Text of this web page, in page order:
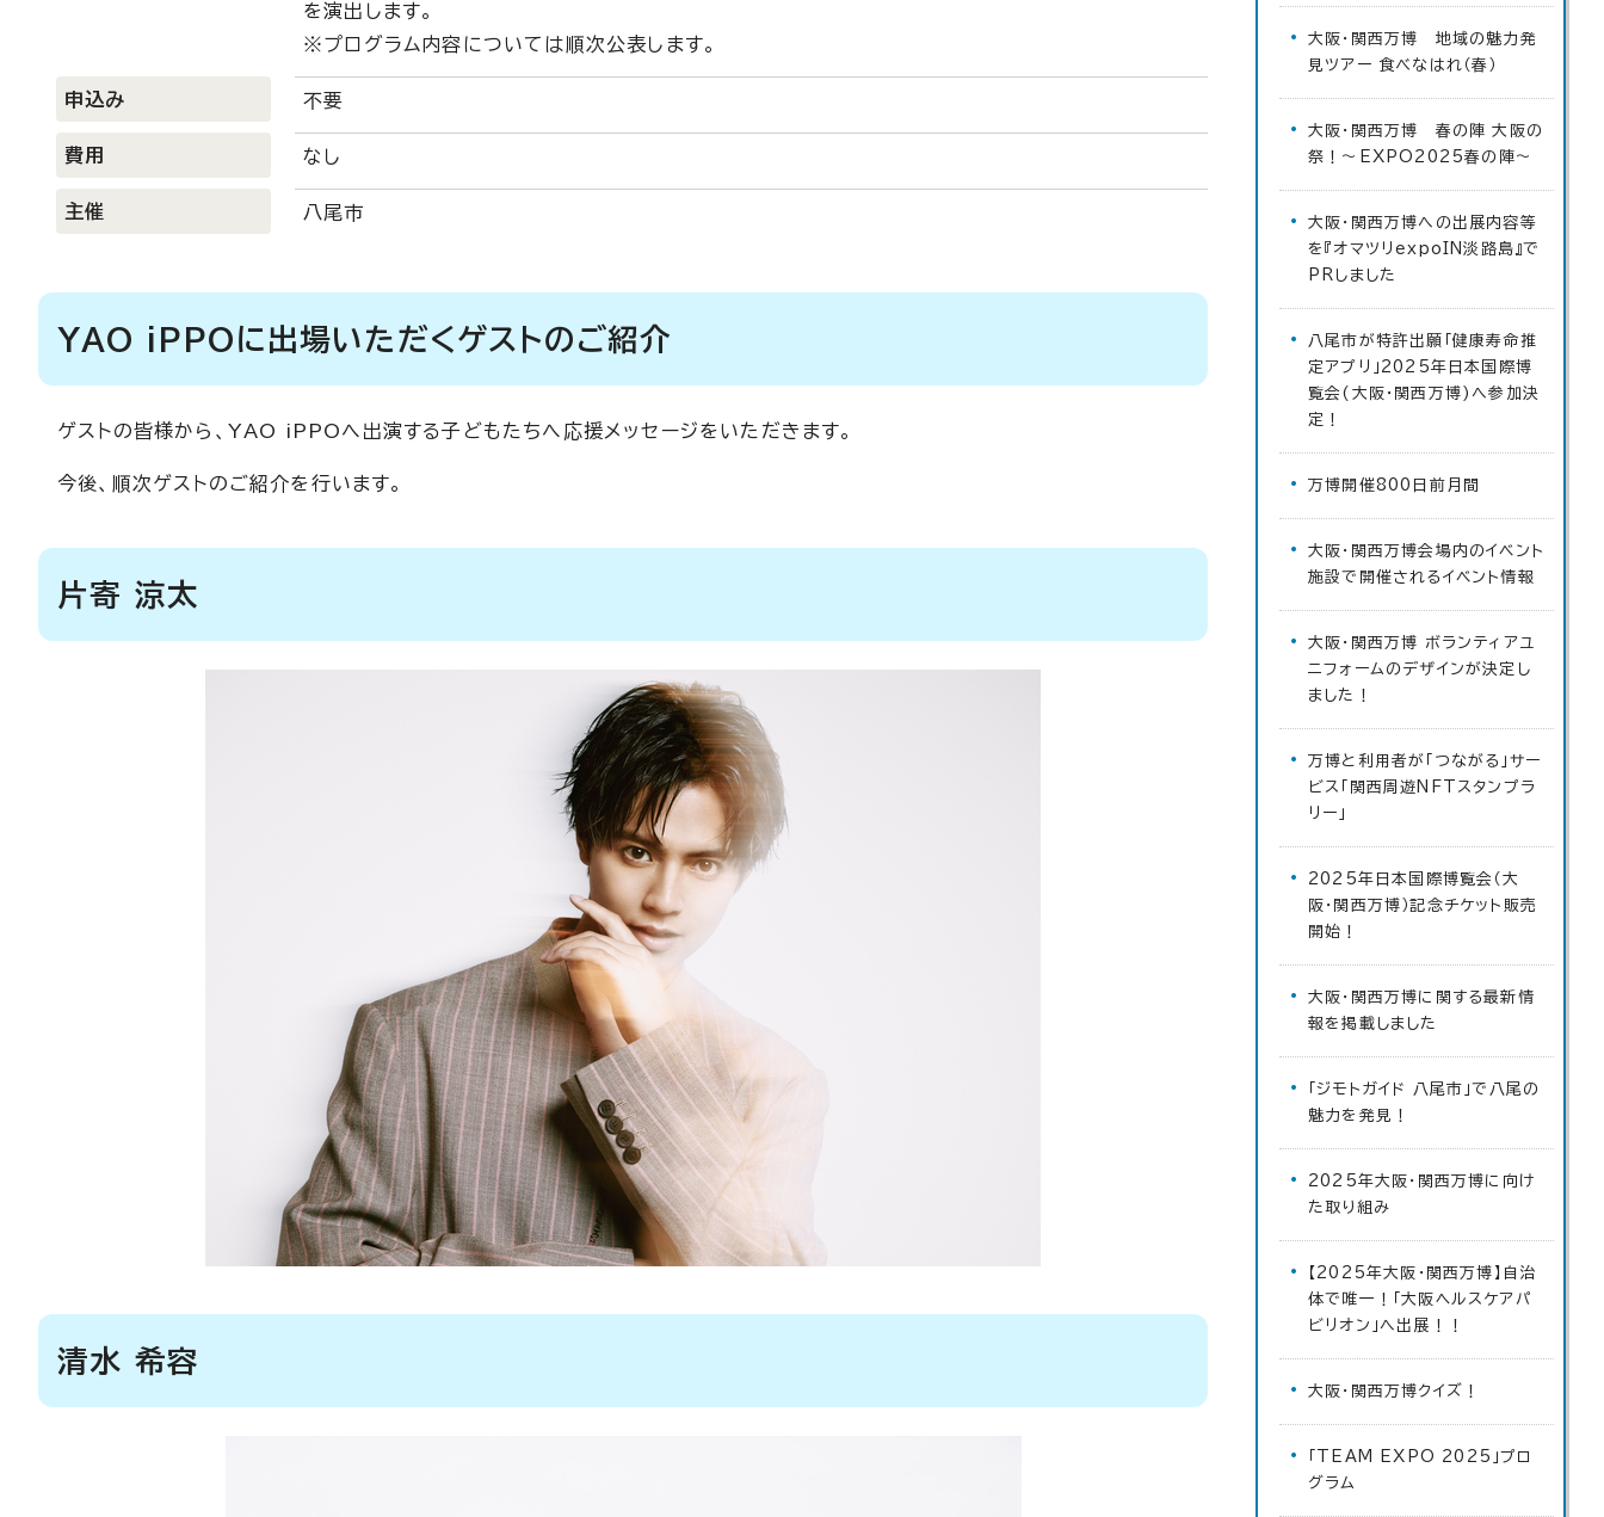
を演出します。
※プログラム内容については順次公表します。
申込み 不要
費用 なし
主催 八尾市
YAO iPPOに出場いただくゲストのご紹介
ゲストの皆様から、YAO iPPOへ出演する子どもたちへ応援メッセージをいただきます。
今後、順次ゲストのご紹介を行います。
片寄 涼太
清水 希容
大阪・関西万博 地域の魅力発
見ツアー 食べなはれ（春）
大阪・関西万博 春の陣 大阪の
祭！～EXPO2025春の陣～
大阪・関西万博への出展内容等
を『オマツリexpoIN淡路島』で
PRしました
八尾市が特許出願「健康寿命推
定アプリ」2025年日本国際博
覧会(大阪・関西万博)へ参加決
定！
万博開催800日前月間
大阪・関西万博会場内のイベント
施設で開催されるイベント情報
大阪・関西万博 ボランティアユ
ニフォームのデザインが決定し
ました！
万博と利用者が「つながる」サー
ビス「関西周遊NFTスタンプラ
リー」
2025年日本国際博覧会（大
阪・関西万博）記念チケット販売
開始！
大阪・関西万博に関する最新情
報を掲載しました
「ジモトガイド 八尾市」で八尾の
魅力を発見！
2025年大阪・関西万博に向け
た取り組み
【2025年大阪・関西万博】自治
体で唯一！「大阪ヘルスケアパ
ビリオン」へ出展！！
大阪・関西万博クイズ！
「TEAM EXPO 2025」プロ
グラム